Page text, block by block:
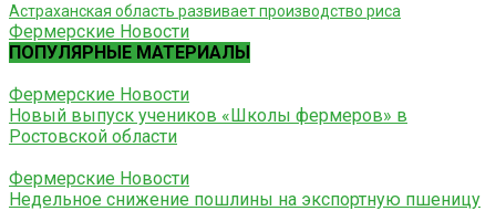
Астраханская область развивает производство риса
Фермерские Новости
ПОПУЛЯРНЫЕ МАТЕРИАЛЫ
Фермерские Новости
Новый выпуск учеников «Школы фермеров» в
Ростовской области
Фермерские Новости
Недельное снижение пошлины на экспортную пшеницу